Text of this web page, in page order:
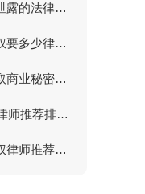
昆山制造业技术秘密泄露的法律解决方案与律师推荐
昆山起诉商业秘密侵权要多少律师费？维权成本分析
昆山公司遭遇员工窃取商业秘密如何取证维权？
2026年昆山商业秘密律师推荐排行与选择指南
昆山最厉害的知识产权律师推荐：商业秘密泄露的黄金救援期